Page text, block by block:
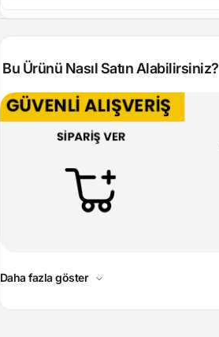
Bu Ürünü Nasıl Satın Alabilirsiniz?
Daha fazla göster